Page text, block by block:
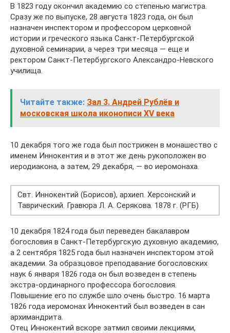
В 1823 году окончил академию со степенью магистра.
Сразу же по выпуске, 28 августа 1823 года, он был
назначен инспектором и профессором церковной
истории и греческого языка Санкт-Петербургской
духовной семинарии, а через три месяца — еще и
ректором Санкт-Петербургского Александро-Невского
училища.
Читайте также: Зал 3. Андрей Рублёв и
московская школа иконописи XV века
10 декабря того же года был пострижен в монашество с
именем Иннокентия и в этот же день рукоположен во
иеродиакона, а затем, 29 декабря, — во иеромонаха.
Свт. Иннокентий (Борисов), архиеп. Херсонский и
Таврический. Гравюра Л. А. Серякова. 1878 г. (РГБ)
10 декабря 1824 года был переведен бакалавром
богословия в Санкт-Петербургскую духовную академию,
а 2 сентября 1825 года был назначен инспектором этой
академии. За образцовое преподавание богословских
наук 6 января 1826 года он был возведен в степень
экстра-ординарного профессора богословия.
Повышение его по службе шло очень быстро. 16 марта
1826 года иеромонах Иннокентий был возведен в сан
архимандрита.
Отец Иннокентий вскоре затмил своими лекциями,